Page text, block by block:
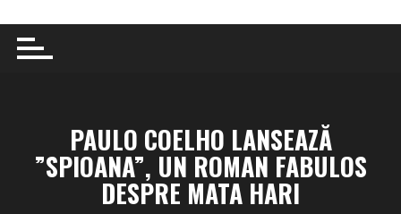
PAULO COELHO LANSEAZĂ
”SPIOANA”, UN ROMAN FABULOS
DESPRE MATA HARI